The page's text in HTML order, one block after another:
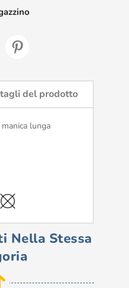
del prodotto
lunga
Nella Stessa